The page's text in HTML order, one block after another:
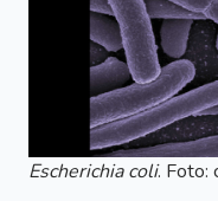
Escherichia coli. Foto: